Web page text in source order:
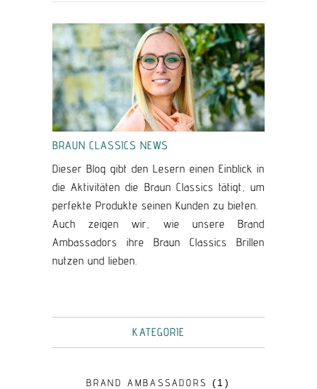
BRAUN CLASSICS NEWS
Dieser Blog gibt den Lesern einen Einblick in
die Aktivitäten die Braun Classics tätigt, um
perfekte Produkte seinen Kunden zu bieten.
Auch zeigen wir, wie unsere Brand
Ambassadors ihre Braun Classics Brillen
nutzen und lieben.
KATEGORIE
BRAND AMBASSADORS (1)